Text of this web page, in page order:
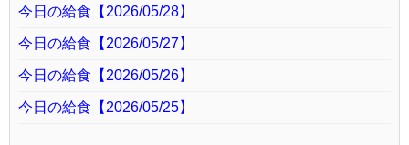
今日の給食【2026/05/28】
今日の給食【2026/05/27】
今日の給食【2026/05/26】
今日の給食【2026/05/25】